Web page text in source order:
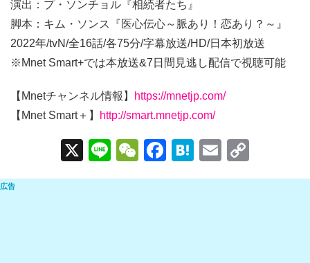
演出：プ・ソンチョル『相続者たち』
脚本：キム・ソンス『医心伝心～脈あり！恋あり？～』
2022年/tvN/全16話/各75分/字幕放送/HD/日本初放送
※Mnet Smart+では本放送&7日間見逃し配信で視聴可能
【Mnetチャンネル情報】
https://mnetjp.com/
【Mnet Smart＋】
http://smart.mnetjp.com/
X Li
n
W
e
F
a
H
at
E
m o